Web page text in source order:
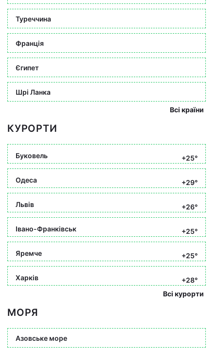
Туреччина
Франція
Єгипет
Шрі Ланка
Всі країни
КУРОРТИ
Буковель +25°
Одеса +29°
Львів +26°
Івано-Франківськ +25°
Яремче +25°
Харків
+28°
Всі курорти
МОРЯ
Азовське море